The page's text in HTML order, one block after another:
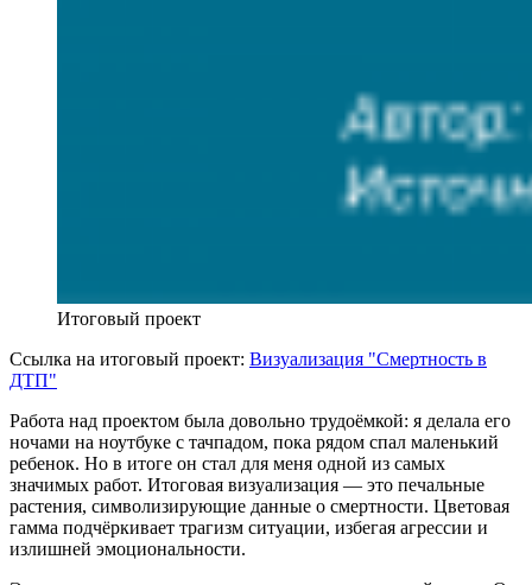
Итоговый проект
Ссылка на итоговый проект: Визуализация "Смертность в
ДТП"
Работа над проектом была довольно трудоёмкой: я делала его
ночами на ноутбуке с тачпадом, пока рядом спал маленький
ребенок. Но в итоге он стал для меня одной из самых
значимых работ. Итоговая визуализация — это печальные
растения, символизирующие данные о смертности. Цветовая
гамма подчёркивает трагизм ситуации, избегая агрессии и
излишней эмоциональности.